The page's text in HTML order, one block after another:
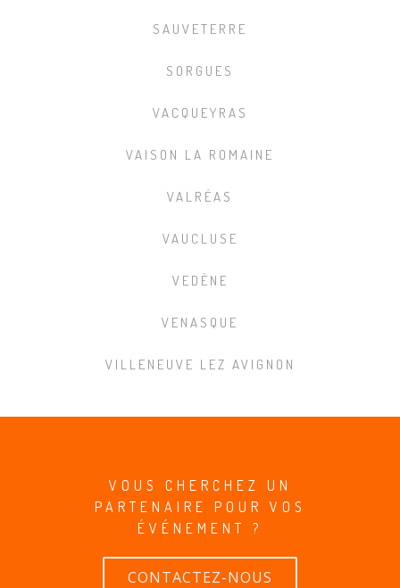
SAUVETERRE
SORGUES
VACQUEYRAS
VAISON LA ROMAINE
VALRÉAS
VAUCLUSE
VEDÈNE
VENASQUE
VILLENEUVE LEZ AVIGNON
VOUS CHERCHEZ UN
PARTENAIRE POUR VOS
ÉVÉNEMENT ?
CONTACTEZ-NOUS